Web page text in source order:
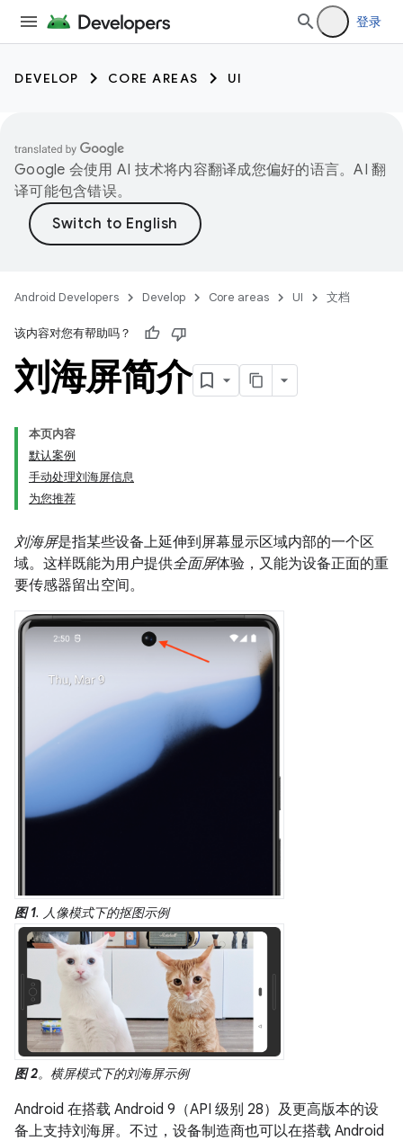
登录
DEVELOP CORE AREAS UI
Google 会使用 AI 技术将内容翻译成您偏好的语言。AI 翻
译可能包含错误。
Android Developers Develop Core areas UI 文档
该内容对您有帮助吗？
刘海屏简介
本页内容
默认案例
手动处理刘海屏信息
为您推荐
刘海屏是指某些设备上延伸到屏幕显示区域内部的一个区
域。这样既能为用户提供全面屏体验，又能为设备正面的重
要传感器留出空间。
图 1. 人像模式下的抠图示例
图 2。横屏模式下的刘海屏示例
Android 在搭载 Android 9（API 级别 28）及更高版本的设
备上支持刘海屏。不过，设备制造商也可以在搭载 Android